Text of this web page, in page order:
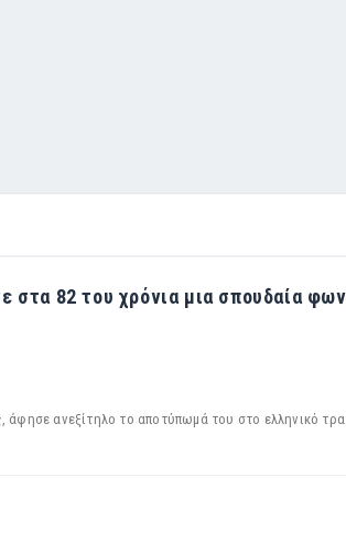
στα 82 του χρόνια μια σπουδαία
άφησε ανεξίτηλο το αποτύπωμά του στο ελληνικό